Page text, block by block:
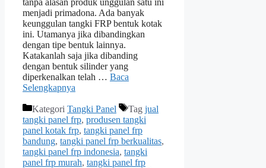
menjadi primadona. Ada banyak
keunggulan tangki FRP bentuk kotak
ini. Utamanya jika dibandingkan
dengan tipe bentuk lainnya.
Katakanlah saja jika dibanding
dengan bentuk silinder yang
diperkenalkan telah … Baca
Selengkapnya
Kategori Tangki Panel Tag jual
tangki panel frp, produsen tangki
panel kotak frp, tangki panel frp
bandung, tangki panel frp berkualitas,
tangki panel frp indonesia, tangki
panel frp murah, tangki panel frp